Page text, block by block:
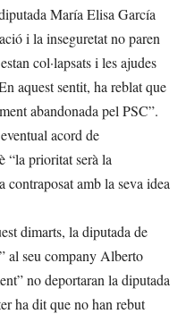
María Elisa García
i la inseguretat no paren
col·lapsats i les ajudes
aquest sentit, ha reblat que
abandonada pel PSC”.
acord de
“la prioritat serà la
amb la seva idea
dimarts, la diputada de
al seu company Alberto
no deportaran la diputada
ha dit que no han rebut